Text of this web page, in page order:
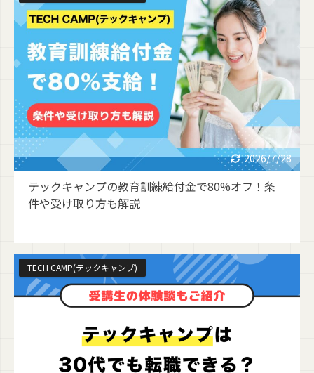
2026/7/28
テックキャンプの教育訓練給付金で80%オフ！条
件や受け取り方も解説
TECH CAMP(テックキャンプ)